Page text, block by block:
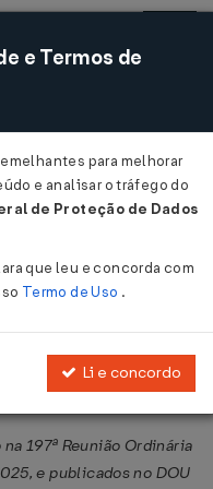
Acessar
Nº 14 DE
197ª Reunião Ordinária
e publicados no DOU
e Termos de
para melhorar
e analisar o tráfego do
de Proteção de Dados
que leu e concorda com
Termo de Uso .
Li e concordo